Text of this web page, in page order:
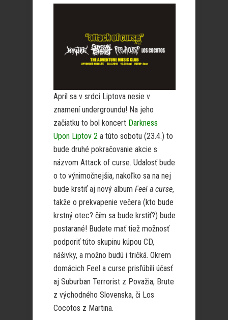
Apríl sa v srdci Liptova nesie v
znamení undergroundu! Na jeho
začiatku to bol koncert Darkness
Upon Liptov 2 a túto sobotu (23.4.) to
bude druhé pokračovanie akcie s
názvom Attack of curse. Udalosť bude
o to výnimočnejšia, nakoľko sa na nej
bude krstiť aj nový album Feel a curse,
takže o prekvapenie večera (kto bude
krstný otec? čím sa bude krstiť?) bude
postarané! Budete mať tiež možnosť
podporiť túto skupinu kúpou CD,
nášivky, a možno budú i tričká. Okrem
domácich Feel a curse prisľúbili účasť
aj Suburban Terrorist z Považia, Brute
z východného Slovenska, či Los
Cocotos z Martina.